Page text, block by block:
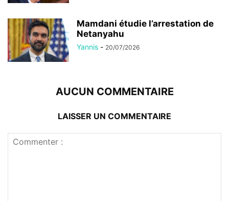
Mamdani étudie l’arrestation de
Netanyahu
Yannis - 20/07/2026
AUCUN COMMENTAIRE
LAISSER UN COMMENTAIRE